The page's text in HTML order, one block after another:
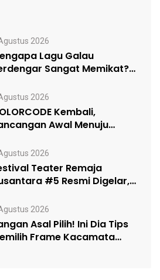
2026
Lagu Galau
Sangat Memikat?
2026
Kembali,
Awal Menuju
2026
Teater Remaja
#5 Resmi Digelar,
2026
Asal Pilih! Ini Dia Tips
Frame Kacamata